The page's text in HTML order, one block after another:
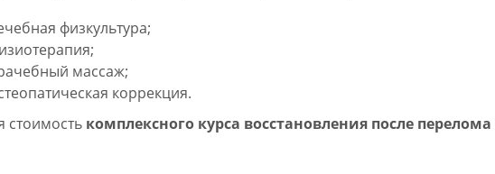
физкультура;
массаж;
коррекция.
стоимостькомплексного курса восстановления после перелома